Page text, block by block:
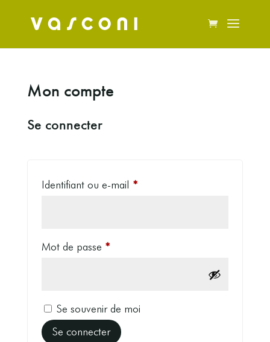
Mon compte
Se connecter
Identifiant ou e-mail *Obligatoire
Mot de passe *Obligatoire
Se souvenir de moi
Se connecter